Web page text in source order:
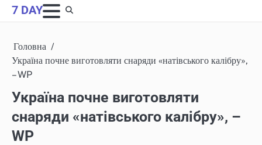
Skip
to
7 DAY
Головна
Україна почне виготовляти снаряди «натівського калібру»,
– WP
Україна почне виготовляти
снаряди «натівського калібру», –
WP